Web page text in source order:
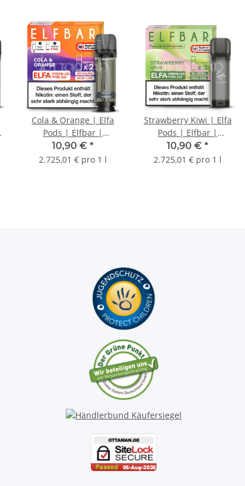
Cola & Orange | Elfa
Pods | Elfbar |
20mg/ml | 2 Stk.
10,90 € *
2.725,01 € pro 1 l
Strawberry Kiwi | Elfa
Pods | Elfbar |
20mg/ml | 2 Stk.
10,90 € *
2.725,01 € pro 1 l